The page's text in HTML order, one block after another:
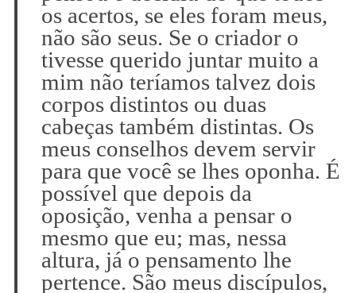
os acertos, se eles foram meus,
não são seus. Se o criador o
tivesse querido juntar muito a
mim não teríamos talvez dois
corpos distintos ou duas
cabeças também distintas. Os
meus conselhos devem servir
para que você se lhes oponha. É
possível que depois da
oposição, venha a pensar o
mesmo que eu; mas, nessa
altura, já o pensamento lhe
pertence. São meus discípulos,